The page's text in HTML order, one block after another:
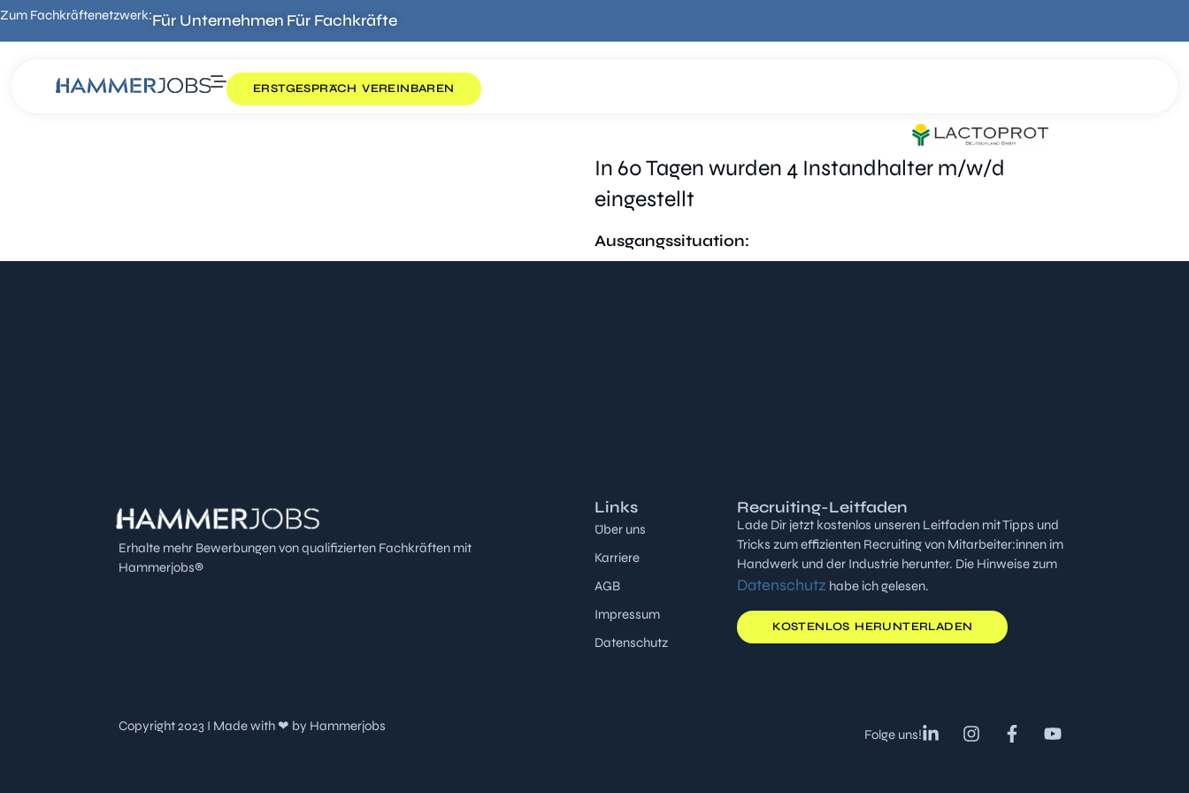
Zum Fachkräftenetzwerk:Für Unternehmen Für Fachkräfte
ERSTGESPRÄCH VEREINBAREN
In 60 Tagen wurden 4 Instandhalter m/w/d
eingestellt
Ausgangssituation:
Erhalte mehr Bewerbungen von qualifizierten Fachkräften mit
Hammerjobs®
Links
Über uns
Karriere
AGB
Impressum
Datenschutz
Recruiting-Leitfaden
Lade Dir jetzt kostenlos unseren Leitfaden mit Tipps und
Tricks zum effizienten Recruiting von Mitarbeiter:innen im
Handwerk und der Industrie herunter. Die Hinweise zum
Datenschutz habe ich gelesen.
KOSTENLOS HERUNTERLADEN
Copyright 2023 I Made with ❤ by Hammerjobs
Folge uns!